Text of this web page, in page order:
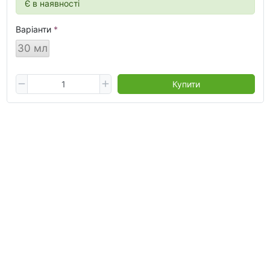
Є в наявності
Варіанти
30 мл
Купити